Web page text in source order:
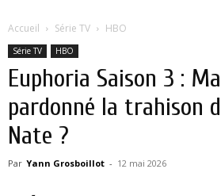
Accueil Série TV HBO
Série TV HBO
Euphoria Saison 3 :
pardonné la trahison
Nate ?
Par Yann Grosboillot - 12 mai 2026